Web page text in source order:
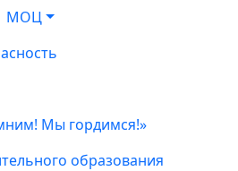
МОЦ
Мы гордимся!»
образования